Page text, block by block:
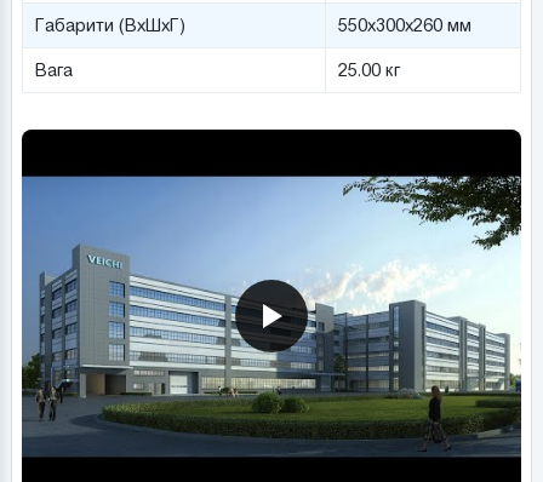
Габарити (ВхШхГ) 550x300x260 мм
Вага 25.00 кг